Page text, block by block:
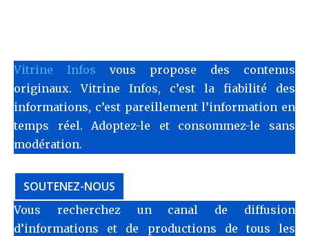
Vitrine Infos vous propose des contenus
originaux. Vitrine Infos, c’est la fiabilité des
informations, c’est pareillement l’information en
temps réel. Adoptez-le et consommez-le sans
modération.
SOUTENEZ-NOUS
Vous recherchez un canal de diffusion
d’informations et de productions de tous les